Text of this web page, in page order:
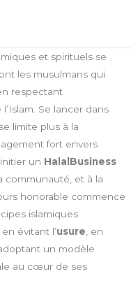
et spirituels se
les musulmans qui
respectant
Se lancer dans
limite plus à la
fort envers
un HalalBusiness
communauté, et à la
honorable commence
islamiques
évitant l’usure , en
un modèle
au cœur de ses